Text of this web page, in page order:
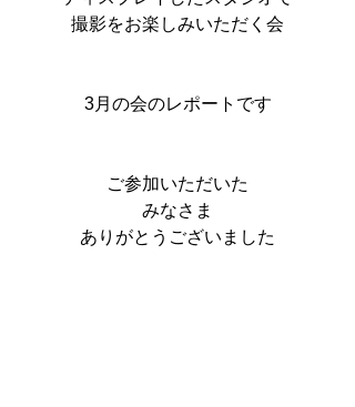
撮影をお楽しみいただく会
3月の会のレポートです
ご参加いただいた
みなさま
ありがとうございました